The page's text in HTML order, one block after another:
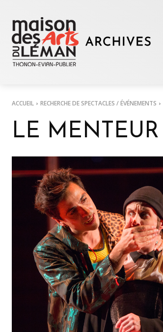
ACCUEIL RECHERCHE DE SPECTACLES / ÉVÉNEMENTS
LE MENTEUR